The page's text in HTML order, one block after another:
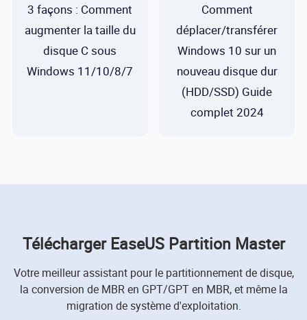
3 façons : Comment
augmenter la taille du
disque C sous
Windows 11/10/8/7
Comment
déplacer/transférer
Windows 10 sur un
nouveau disque dur
(HDD/SSD) Guide
complet 2024
Télécharger EaseUS Partition Master
Votre meilleur assistant pour le partitionnement de disque,
la conversion de MBR en GPT/GPT en MBR, et même la
migration de système d'exploitation.